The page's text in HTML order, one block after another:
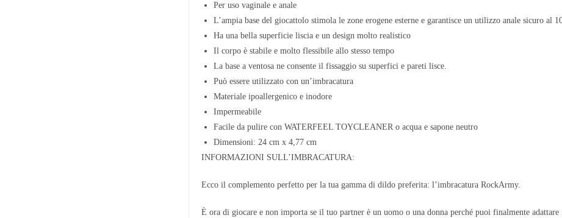
Per uso vaginale e anale
L’ampia base del giocattolo stimola le zone erogene esterne e garantisce un utilizzo anale sicuro al
Ha una bella superficie liscia e un design molto realistico
Il corpo è stabile e molto flessibile allo stesso tempo
La base a ventosa ne consente il fissaggio su superfici e pareti lisce.
Può essere utilizzato con un’imbracatura
Materiale ipoallergenico e inodore
Impermeabile
Facile da pulire con WATERFEEL TOYCLEANER o acqua e sapone neutro
Dimensioni: 24 cm x 4,77 cm
INFORMAZIONI SULL’IMBRACATURA:
Ecco il complemento perfetto per la tua gamma di dildo preferita: l’imbracatura RockArmy.
È ora di giocare e non importa se il tuo partner è un uomo o una donna perché puoi finalmente